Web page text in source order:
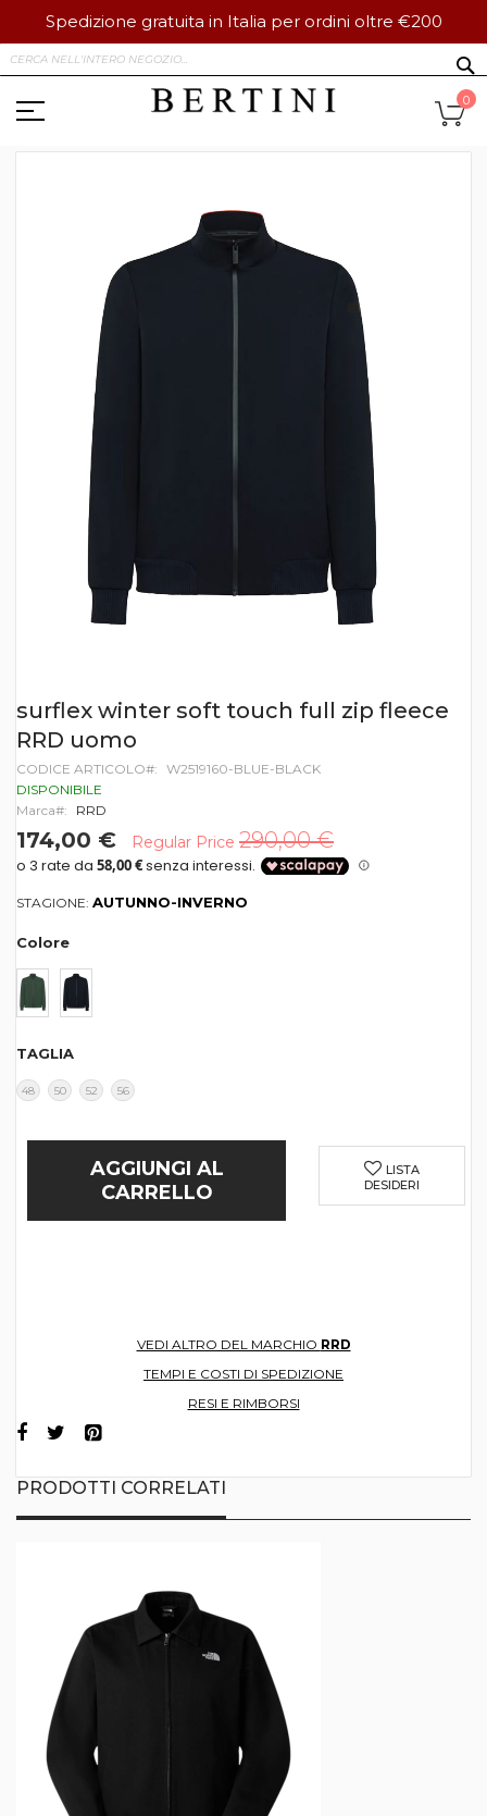
Spedizione gratuita in Italia per ordini oltre €200
al
contenuto
0
Vai
all'inizio
della
di
immagini
surflex winter soft touch full zip fleece
RRD uomo
CODICE ARTICOLO
W2519160-BLUE-BLACK
DISPONIBILE
Marca
RRD
174,00 € Regular Price 290,00 €
STAGIONE: AUTUNNO-INVERNO
Colore
TAGLIA
48 50 52 56
AGGIUNGI AL
CARRELLO
LISTA
DESIDERI
VEDI ALTRO DEL MARCHIO RRD
TEMPI E COSTI DI SPEDIZIONE
RESI E RIMBORSI
PRODOTTI CORRELATI